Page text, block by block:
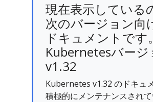
現在表示している
次のバージョン向
ドキュメントです。
Kubernetesバージ
v1.32
Kubernetes v1.32 のドキュ
積極的にメンテナンスされ